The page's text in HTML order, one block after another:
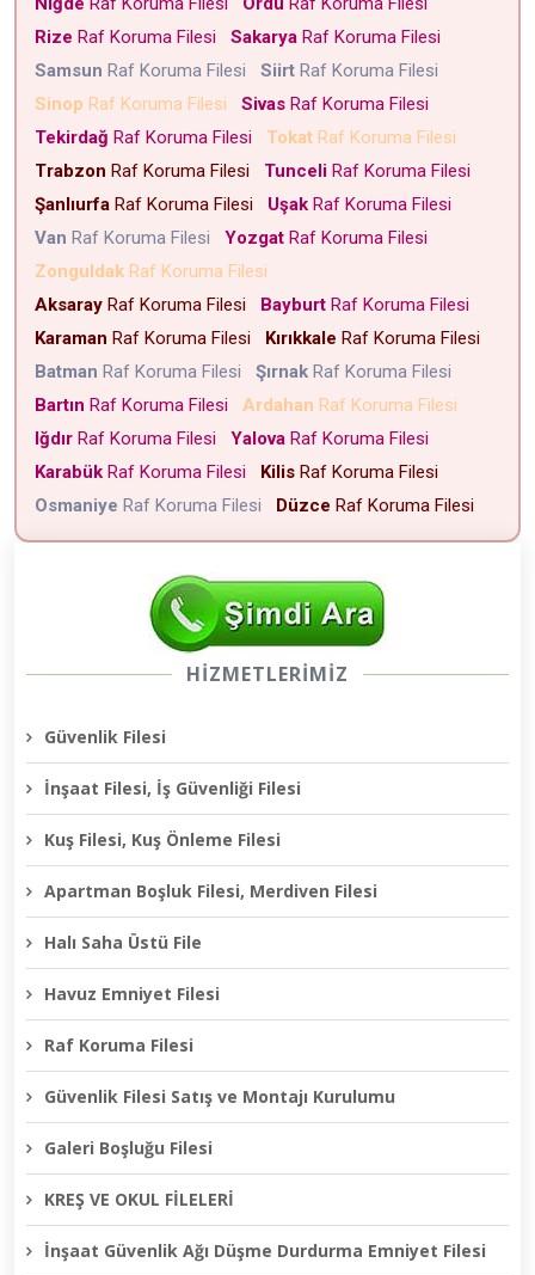
Rize Raf Koruma Filesi Sakarya Raf Koruma Filesi
Samsun Raf Koruma Filesi Siirt Raf Koruma Filesi
Sinop Raf Koruma Filesi Sivas Raf Koruma Filesi
Tekirdağ Raf Koruma Filesi Tokat Raf Koruma Filesi
Trabzon Raf Koruma Filesi Tunceli Raf Koruma Filesi
Şanlıurfa Raf Koruma Filesi Uşak Raf Koruma Filesi
Van Raf Koruma Filesi Yozgat Raf Koruma Filesi
Zonguldak Raf Koruma Filesi
Aksaray Raf Koruma Filesi Bayburt Raf Koruma Filesi
Karaman Raf Koruma Filesi Kırıkkale Raf Koruma Filesi
Batman Raf Koruma Filesi Şırnak Raf Koruma Filesi
Bartın Raf Koruma Filesi Ardahan Raf Koruma Filesi
Iğdır Raf Koruma Filesi Yalova Raf Koruma Filesi
Karabük Raf Koruma Filesi Kilis Raf Koruma Filesi
Osmaniye Raf Koruma Filesi Düzce Raf Koruma Filesi
HİZMETLERİMİZ
Güvenlik Filesi
İnşaat Filesi, İş Güvenliği Filesi
Kuş Filesi, Kuş Önleme Filesi
Apartman Boşluk Filesi, Merdiven Filesi
Halı Saha Üstü File
Havuz Emniyet Filesi
Raf Koruma Filesi
Güvenlik Filesi Satış ve Montajı Kurulumu
Galeri Boşluğu Filesi
KREŞ VE OKUL FİLELERİ
İnşaat Güvenlik Ağı Düşme Durdurma Emniyet Filesi